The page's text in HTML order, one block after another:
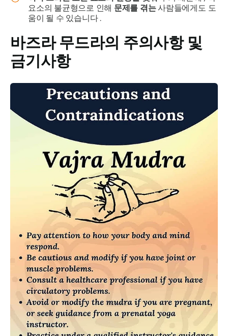
요소의 불균형으로 인해 문제를 겪는사람들에게도 도
움이 될 수 있습니다 .
바즈라 무드라의 주의사항 및
금기사항